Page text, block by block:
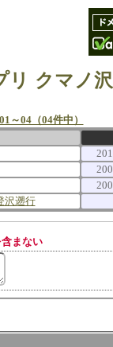
リ クマノ
～04（04件中）
沢遡行
まない